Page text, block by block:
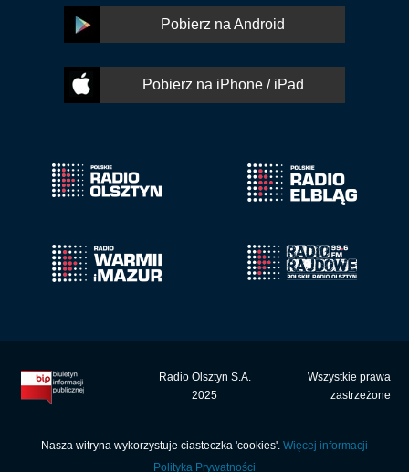
Pobierz na Android
Pobierz na iPhone / iPad
Radio Olsztyn S.A.
2025
Wszystkie prawa
zastrzeżone
Nasza witryna wykorzystuje ciasteczka 'cookies'. Więcej informacji
Polityka Prywatności